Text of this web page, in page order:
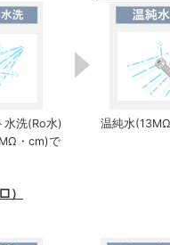
水洗(Ro水)
・cm)で
温純水
）